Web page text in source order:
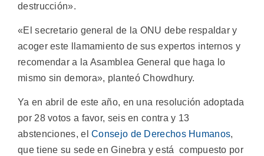
destrucción».
«El secretario general de la ONU debe respaldar y
acoger este llamamiento de sus expertos internos y
recomendar a la Asamblea General que haga lo
mismo sin demora», planteó Chowdhury.
Ya en abril de este año, en una resolución adoptada
por 28 votos a favor, seis en contra y 13
abstenciones, elConsejo de Derechos Humanos,
que tiene su sede en Ginebra y está compuesto por